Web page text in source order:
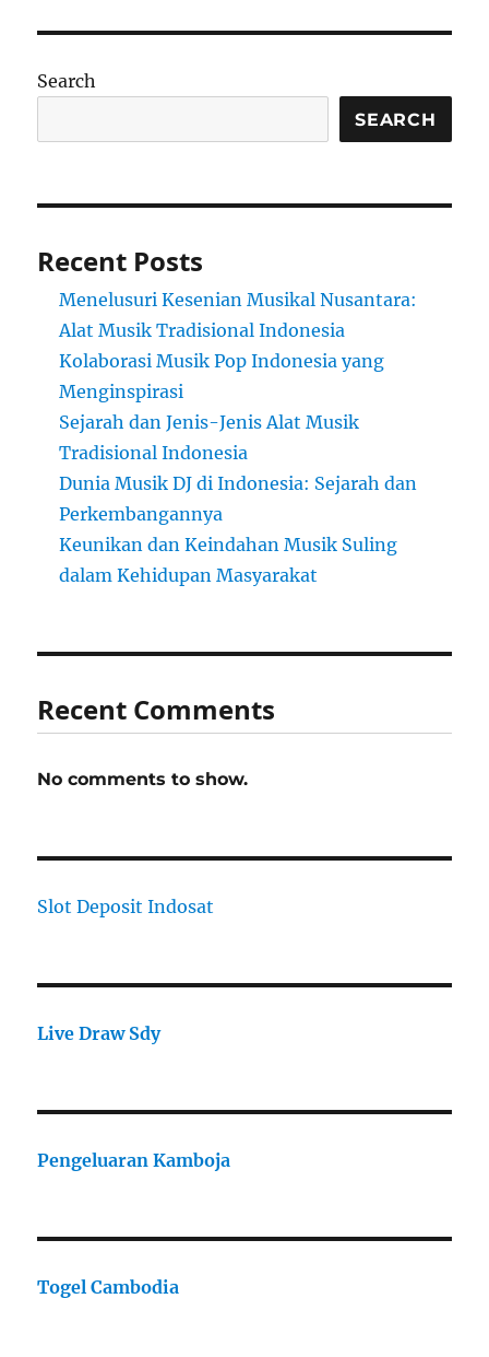
Search
SEARCH
Recent Posts
Menelusuri Kesenian Musikal Nusantara:
Alat Musik Tradisional Indonesia
Kolaborasi Musik Pop Indonesia yang
Menginspirasi
Sejarah dan Jenis-Jenis Alat Musik
Tradisional Indonesia
Dunia Musik DJ di Indonesia: Sejarah dan
Perkembangannya
Keunikan dan Keindahan Musik Suling
dalam Kehidupan Masyarakat
Recent Comments
No comments to show.
Slot Deposit Indosat
Live Draw Sdy
Pengeluaran Kamboja
Togel Cambodia